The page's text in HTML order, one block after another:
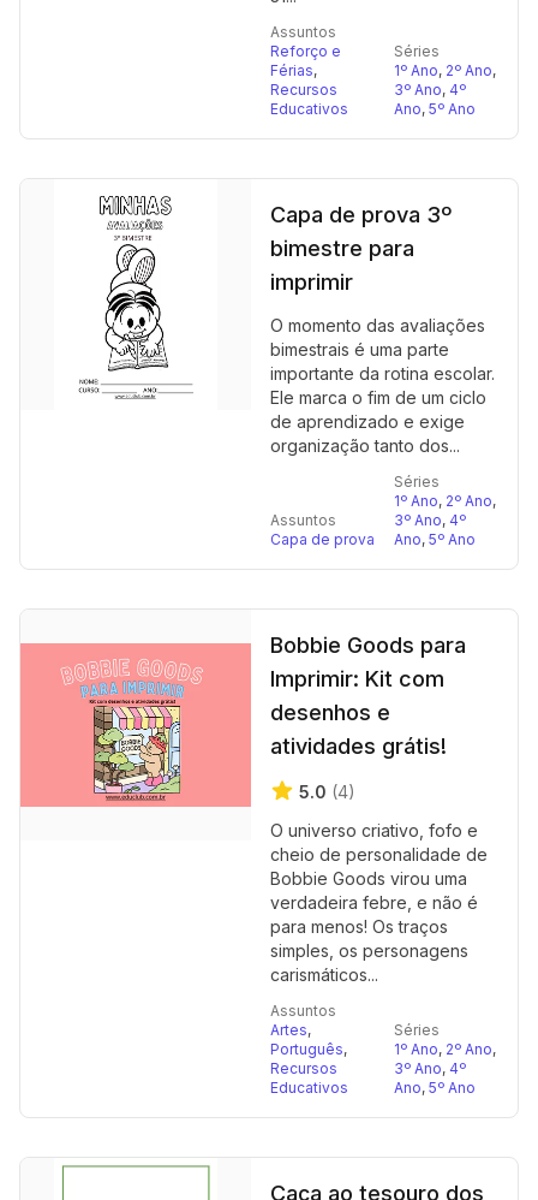
Assuntos
Reforço e
Férias,
Recursos
Educativos
Séries
1º Ano, 2º Ano,
3º Ano, 4º
Ano, 5º Ano
Capa de prova 3º
bimestre para
imprimir
O momento das avaliações
bimestrais é uma parte
importante da rotina escolar.
Ele marca o fim de um ciclo
de aprendizado e exige
organização tanto dos...
Assuntos
Capa de prova
Séries
1º Ano, 2º Ano,
3º Ano, 4º
Ano, 5º Ano
Bobbie Goods para
Imprimir: Kit com
desenhos e
atividades grátis!
5.0 (4)
O universo criativo, fofo e
cheio de personalidade de
Bobbie Goods virou uma
verdadeira febre, e não é
para menos! Os traços
simples, os personagens
carismáticos...
Assuntos
Artes,
Português,
Recursos
Educativos
Séries
1º Ano, 2º Ano,
3º Ano, 4º
Ano, 5º Ano
Caça ao tesouro dos